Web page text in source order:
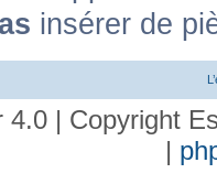
insérer de
4.0 | Copyright
|